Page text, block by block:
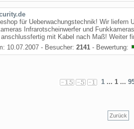
für Ueberwachungstechnik! Wir liefern
Infrarotscheinwerfer und
mit Kabel nach Maß! Weiter
10.07.2007 - Besucher: 2141 - Bewertung:
1 ... 1 ...
Zurück